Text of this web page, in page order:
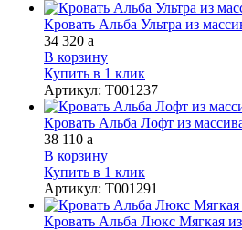
Кровать Альба Ультра из
34 320 a
В корзину
Купить в 1 клик
Артикул: Т001237
Кровать Альба Лофт из
38 110 a
В корзину
Купить в 1 клик
Артикул: Т001291
Кровать Альба Люкс Мягкая